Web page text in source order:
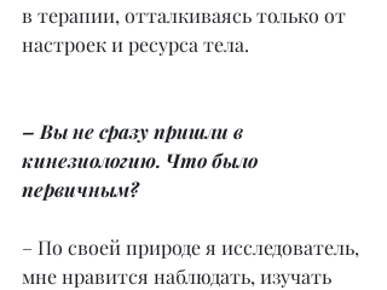
в терапии, отталкиваясь только от
настроек и ресурса тела.
– Вы не сразу пришли в
кинезиологию. Что было
первичным?
– По своей природе я исследователь,
мне нравится наблюдать, изучать